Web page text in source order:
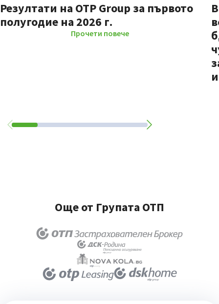
Резултати на OTP Group за първото
полугодие на 2026 г.
Прочети повече
Още от Групата ОТП